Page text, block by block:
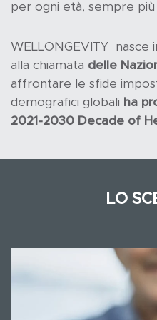
per ogni età, sempre
WELLONGEVITY nasce
alla chiamata delle
affrontare le sfide
demografici globali ha
2021-2030 Decade of
LO